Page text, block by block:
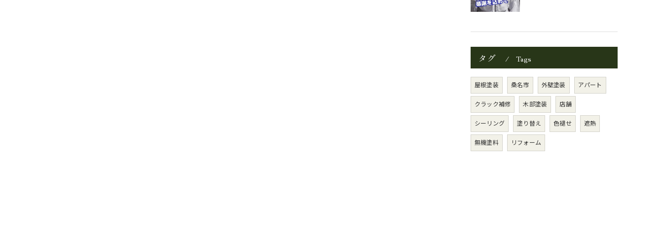
タグ Tags
屋根塗装 桑名市 外壁塗装 アパート
クラック補修 木部塗装 店舗
シーリング 塗り替え 色褪せ 遮熱
無機塗料 リフォーム